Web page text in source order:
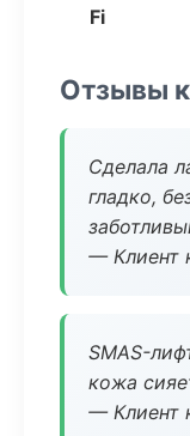
Fi
Отзывы
Сделала
гладко,
— Клиент
SMAS-
кожа
— Клиент